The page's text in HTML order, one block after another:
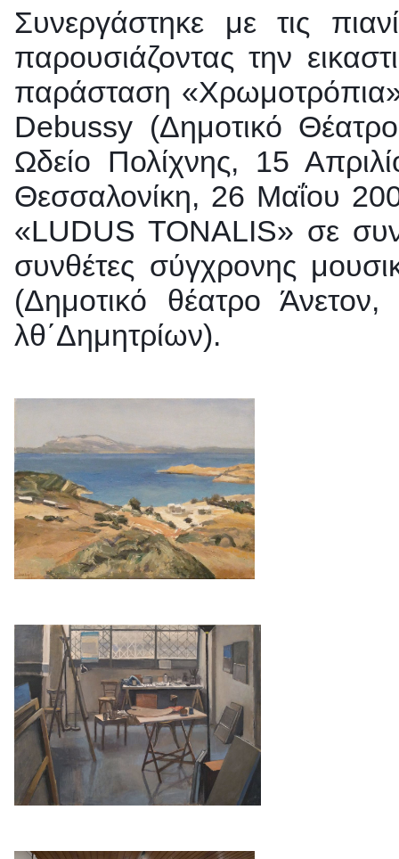
Συνεργάστηκε με τις
παρουσιάζοντας την
παράσταση
Debussy (Δημοτικό
Ωδείο Πολίχνης, 15
Θεσσαλονίκη, 26 Μαΐου
«LUDUS TONALIS» σε
συνθέτες σύγχρονης
(Δημοτικό θέατρο
λθ΄Δημητρίων).